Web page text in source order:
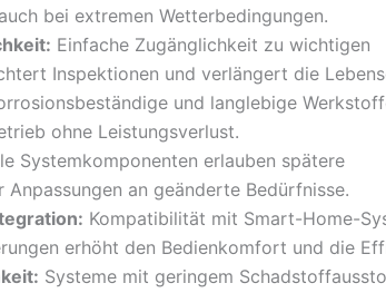
bei extremen Wetterbedingungen.
Einfache Zugänglichkeit zu wichtigen
Inspektionen und verlängert die
und langlebige
ohne Leistungsverlust.
Systemkomponenten erlauben spätere
Anpassungen an geänderte Bedürfnisse.
Kompatibilität mit Smart-Home-
erhöht den Bedienkomfort und die
Systeme mit geringem